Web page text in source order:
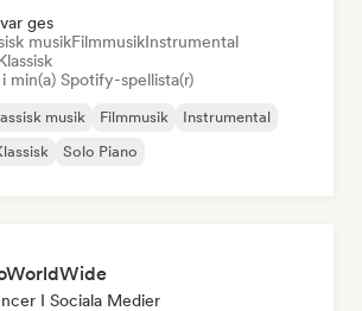
ges
musikFilmmusikInstrumental
min(a) Spotify-spellista(r)
musik Filmmusik
Instrumental
Solo Piano
I Sociala Medier